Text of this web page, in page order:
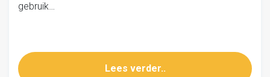
gebruik…
Lees verder..